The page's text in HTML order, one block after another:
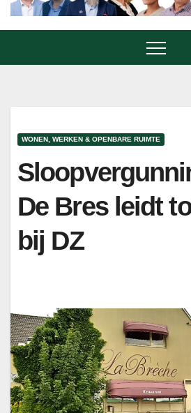
WONEN, WERKEN & OPENBARE RUIMTE
De Bres leidt
bij DZ